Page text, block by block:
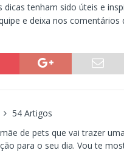
tenham sido úteis e
e deixa nos comentários
54 Artigos
de pets que vai trazer
para o seu dia. Vou te